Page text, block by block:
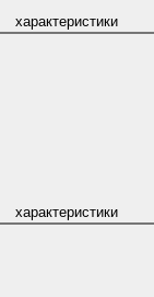
характеристики
характеристики